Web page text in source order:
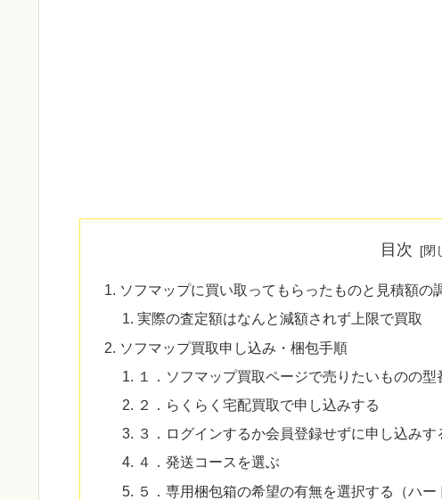
目次
ソフマップに買い取ってもらったものと見積額の
実際の査定額はなんと減額されず上限で買取
ソフマップ買取申し込み・梱包手順
１．ソフマップ買取ページで売りたいものの
２．らくらく宅配買取で申し込みする
３．ログインするか会員登録せずに申し込みす
４．発送コースを選ぶ
５．専用梱包箱の希望の有無を選択する（ハ